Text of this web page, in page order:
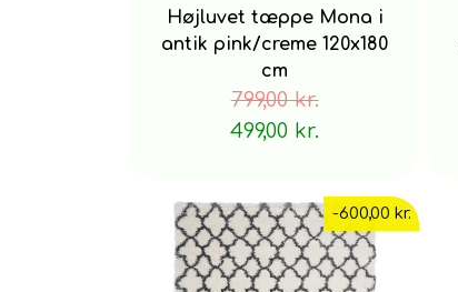
Højluvet tæppe Mona i
antik pink/creme 120x180
cm
799,00 kr.
499,00 kr.
-600,00 kr.